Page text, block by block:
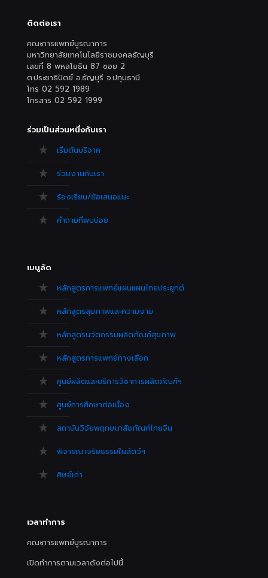
ติดต่อเรา
คณะการแพทย์บูรณาการ
มหาวิทยาลัยเทคโนโลยีราชมงคลธัญบุรี
เลขที่ 8 พหลโยธิน 87 ซอย 2
ต.ประชาธิปัตย์ อ.ธัญบุรี จ.ปทุมธานี
โทร 02 592 1989
โทรสาร 02 592 1999
ร่วมเป็นส่วนหนึ่งกับเรา
เริ่มต้นบริจาค
ร่วมงานกับเรา
ร้องเรียน/ข้อเสนอแนะ
คำถามที่พบบ่อย
เมนูลัด
หลักสูตรการแพทย์แผนแผนไทยประยุกต์
หลักสูตรสุขภาพและความงาม
หลักสูตรนวัตกรรมผลิตภัณฑ์สุขภาพ
หลักสูตรการแพทย์ทางเลือก
ศูนย์ผลิตและบริการวิชาการผลิตภัณฑ์ฯ
ศูนย์การศึกษาต่อเนื่อง
สถาบันวิจัยพฤกษเภสัชภัณฑ์ไทยจีน
พิจารณาจริยธรรมในสัตว์ฯ
ศิษย์เก่า
เวลาทำการ
คณะการแพทย์บูรณาการ
เปิดทำการตามเวลาดังต่อไปนี้